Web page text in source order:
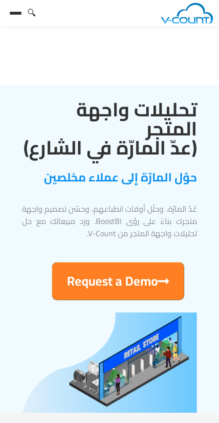
🔍
تحليلات واجهة
المتجر
(عدّ المارّة في الشارع)
حوّل المارّة إلى عملاء مخلصين
عُدّ المارّة، وحلّل أوقات انطباعهم، وحسّن تصميم واجهة
متجرك بناءً على رؤى BoostBI. وزد مبيعاتك مع حل
تحليلات واجهة المتجر من V-Count.
Request a Demo